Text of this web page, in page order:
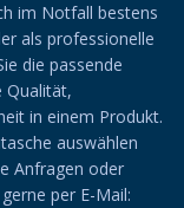
im Notfall bestens
als professionelle
die passende
Qualität,
in einem Produkt.
auswählen
Anfragen oder
per E-Mail: